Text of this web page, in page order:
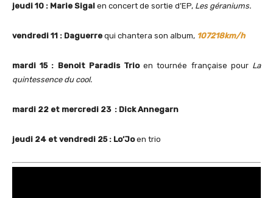
jeudi 10 : Marie Sigal en concert de sortie d’EP, Les géraniums.
vendredi 11 : Daguerre qui chantera son album, 107218km/h
mardi 15 : Benoit Paradis Trioen tournée française pour La
quintessence du cool.
mardi 22 et mercredi 23 : Dick Annegarn
jeudi 24 et vendredi 25 : Lo’Joen trio